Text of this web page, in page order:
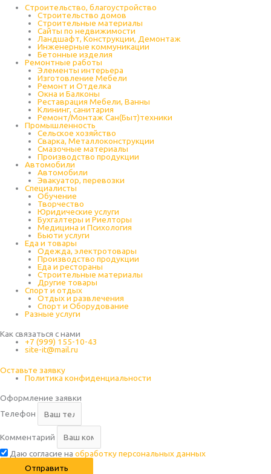
Строительство, благоустройство
Строительство домов
Строительные материалы
Сайты по недвижимости
Ландшафт, Конструкции, Демонтаж
Инженерные коммуникации
Бетонные изделия
Ремонтные работы
Элементы интерьера
Изготовление Мебели
Ремонт и Отделка
Окна и Балконы
Реставрация Мебели, Ванны
Клининг, санитария
Ремонт/Монтаж Сан(Быт)техники
Промышленность
Cельское хозяйство
Сварка, Металлоконструкции
Cмазочные материалы
Производство продукции
Автомобили
Автомобили
Эвакуатор, перевозки
Специалисты
Обучение
Творчество
Юридические услуги
Бухгалтеры и Риелторы
Медицина и Психология
Бьюти услуги
Еда и товары
Одежда, электротовары
Производство продукции
Еда и рестораны
Строительные материалы
Другие товары
Спорт и отдых
Отдых и развлечения
Спорт и Оборудование
Разные услуги
Как связаться с нами
+7 (999) 155-10-43
site-it@mail.ru
Оставьте заявку
Политика конфиденциальности
Оформление заявки
Телефон
Комментарий
Даю согласие на обработку персональных данных
Отправить